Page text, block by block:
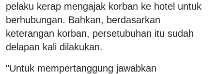
pelaku kerap mengajak korban ke hotel untuk
berhubungan. Bahkan, berdasarkan
keterangan korban, persetubuhan itu sudah
delapan kali dilakukan.
"Untuk mempertanggung jawabkan